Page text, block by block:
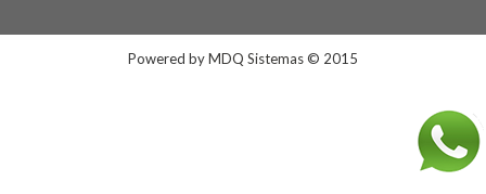
Powered byMDQ Sistemas© 2015